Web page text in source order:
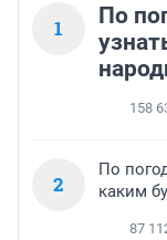
1
По
158
2
По
каким
87